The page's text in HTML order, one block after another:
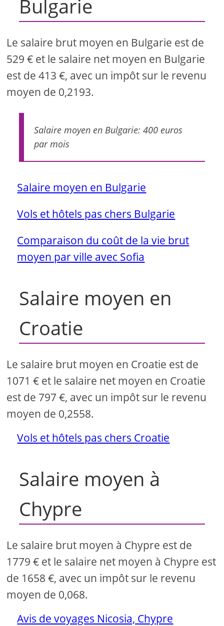
Bulgarie
Le salaire brut moyen en Bulgarie est de
529 € et le salaire net moyen en Bulgarie
est de 413 €, avec un impôt sur le revenu
moyen de 0,2193.
Salaire moyen en Bulgarie: 400 euros
par mois
Salaire moyen en Bulgarie
Vols et hôtels pas chers Bulgarie
Comparaison du coût de la vie brut
moyen par ville avec Sofia
Salaire moyen en
Croatie
Le salaire brut moyen en Croatie est de
1071 € et le salaire net moyen en Croatie
est de 797 €, avec un impôt sur le revenu
moyen de 0,2558.
Vols et hôtels pas chers Croatie
Salaire moyen à
Chypre
Le salaire brut moyen à Chypre est de
1779 € et le salaire net moyen à Chypre est
de 1658 €, avec un impôt sur le revenu
moyen de 0,068.
Avis de voyages Nicosia, Chypre